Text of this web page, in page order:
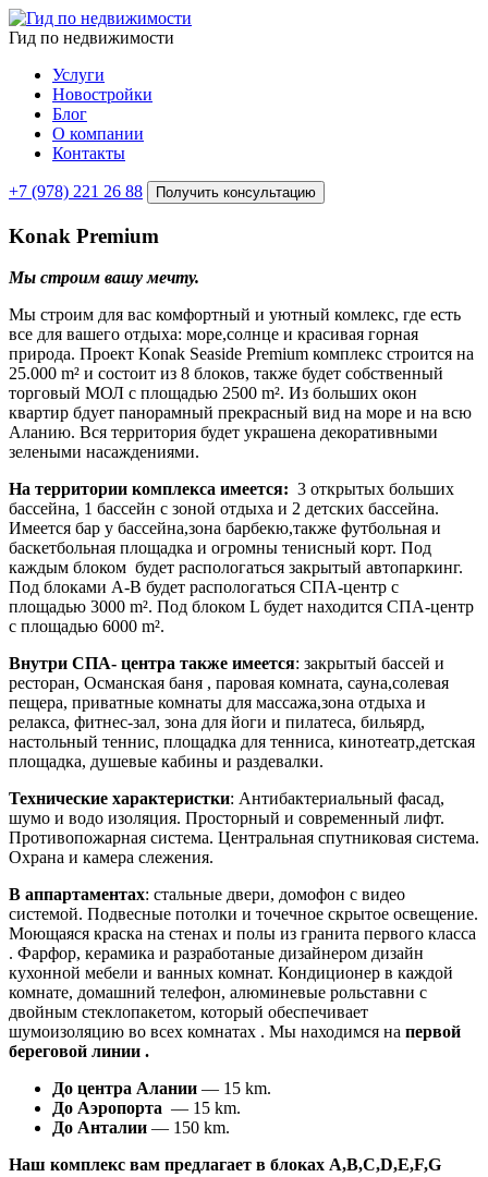
Гид по недвижимости
Услуги
Новостройки
Блог
О компании
Контакты
+7 (978) 221 26 88 Получить консультацию
Konak Premium
Мы строим вашу мечту.
Мы строим для вас комфортный и уютный комлекс, где есть
все для вашего отдыха: море,солнце и красивая горная
природа. Проект Konak Seaside Premium комплекс строится на
25.000 m² и состоит из 8 блоков, также будет собственный
торговый МОЛ с площадью 2500 m². Из больших окон
квартир бдует панорамный прекрасный вид на море и на всю
Аланию. Вся территория будет украшена декоративными
зелеными насаждениями.
На территории комплекса имеется: 3 открытых больших
бассейна, 1 бассейн с зоной отдыха и 2 детских бассейна.
Имеется бар у бассейна,зона барбекю,также футбольная и
баскетбольная площадка и огромны тенисный корт. Под
каждым блоком будет распологаться закрытый автопаркинг.
Под блоками А-В будет распологаться СПА-центр с
площадью 3000 m². Под блоком L будет находится СПА-центр
с площадью 6000 m².
Внутри СПА- центра также имеется: закрытый бассей и
ресторан, Османская баня , паровая комната, сауна,солевая
пещера, приватные комнаты для массажа,зона отдыха и
релакса, фитнес-зал, зона для йоги и пилатеса, бильярд,
настольный теннис, площадка для тенниса, кинотеатр,детская
площадка, душевые кабины и раздевалки.
Технические характеристки: Антибактериальный фасад,
шумо и водо изоляция. Просторный и современный лифт.
Противопожарная система. Центральная спутниковая система.
Охрана и камера слежения.
В аппартаментах: стальные двери, домофон с видео
системой. Подвесные потолки и точечное скрытое освещение.
Моющаяся краска на стенах и полы из гранита первого класса
. Фарфор, керамика и разработаные дизайнером дизайн
кухонной мебели и ванных комнат. Кондиционер в каждой
комнате, домашний телефон, алюминевые рольставни с
двойным стеклопакетом, который обеспечивает
шумоизоляцию во всех комнатах . Мы находимся на первой
береговой линии .
До центра Алании — 15 km.
До Аэропорта — 15 km.
До Анталии — 150 km.
Наш комплекс вам предлагает в блоках A,B,C,D,E,F,G